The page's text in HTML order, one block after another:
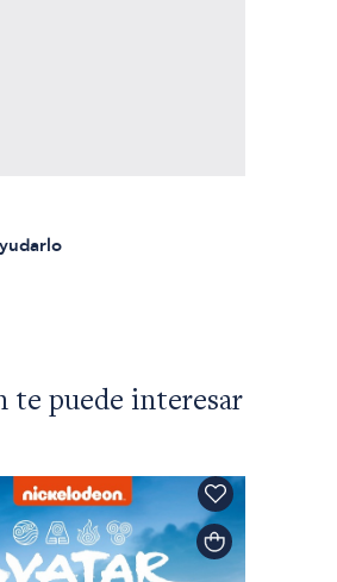
te puede interesar